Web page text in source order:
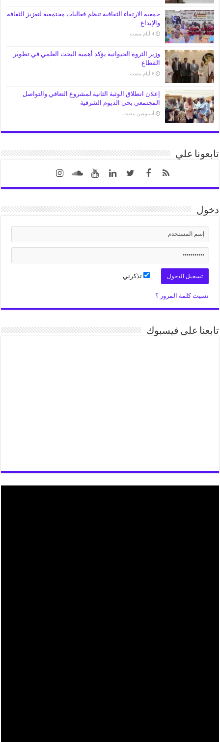
جمعية الارتقاء الثقافية تنظم فعاليات مجتمعية لتعزيز الثقافة
والإبداع
‏4 أيام مضت
وزير الثروة الحيوانية يؤكد أهمية البحث العلمي في تطوير
القطاع
‏6 أيام مضت
إعلان انطلاق الوثبة الثانية لمشروع التعافي والتواصل
المجتمعي بحي الديوم الشرقية
‏أسبوعين مضت
تابعونا علي
دخول
تذكرني
نسيت كلمة المرور ؟
تابعنا على فيسبوك